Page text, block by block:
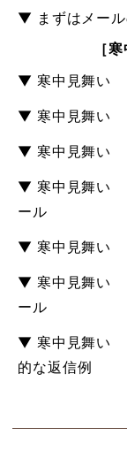
▼ まずはメール
［
▼ 寒中見舞い
▼ 寒中見舞い
▼ 寒中見舞い
▼ 寒中見舞い
ール
▼ 寒中見舞い
▼ 寒中見舞い
ール
▼ 寒中見舞い
的な返信例